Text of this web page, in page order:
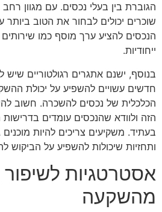
הגוברת בין בעלי נכסים. עם מגוון
שוכרים יכולים לבחור את הטוב
הנכסים להציע ערך מוסף כמו שירותים
ייחודיות.
בנוסף, ישנם אתגרים רגולטוריים
חדשים עשויים להשפיע על יכולת
הכלכלית של נכסים להשכרה. חשוב
הזה ולוודא שהנכסים עומדים בדרישות
בעתיד. משקיעים צריכים להיות מוכנים
ותחזיות שיכולות להשפיע על הביקוש
אסטרטגיות
מהשקעה